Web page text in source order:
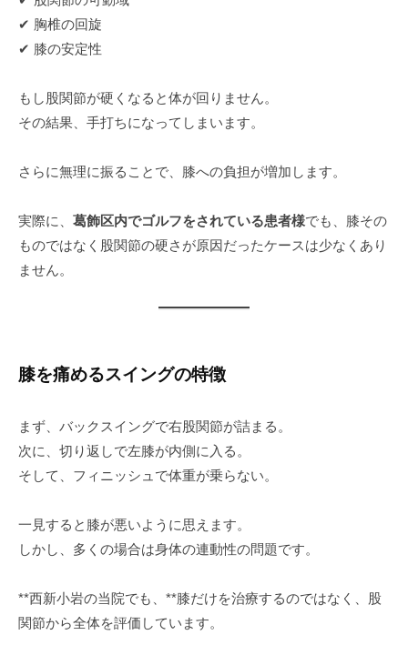
✔ 胸椎の回旋
✔ 膝の安定性
もし股関節が硬くなると体が回りません。
その結果、手打ちになってしまいます。
さらに無理に振ることで、膝への負担が増加します。
実際に、 葛飾区内でゴルフをされている患者様でも、膝その
ものではなく股関節の硬さが原因だったケースは少なくあり
ません。
膝を痛めるスイングの特徴
まず、バックスイングで右股関節が詰まる。
次に、切り返しで左膝が内側に入る。
そして、フィニッシュで体重が乗らない。
一見すると膝が悪いように思えます。
しかし、多くの場合は身体の連動性の問題です。
**西新小岩の当院でも、**膝だけを治療するのではなく、股
関節から全体を評価しています。